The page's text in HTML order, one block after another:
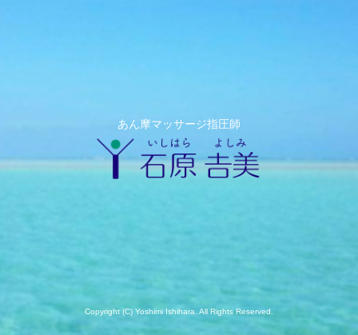
あん摩マッサージ指圧師
Copyright (C) Yoshimi Ishihara. All Rights Reserved.